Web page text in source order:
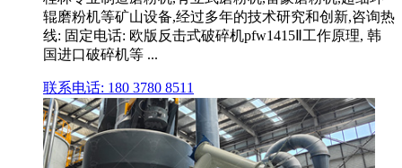
辊磨粉机等矿山设备,经过多年的技术研究和创新,咨询热
线: 固定电话: 欧版反击式破碎机pfw1415Ⅱ工作原理, 韩
国进口破碎机等 ...
联系电话: 180 3780 8511